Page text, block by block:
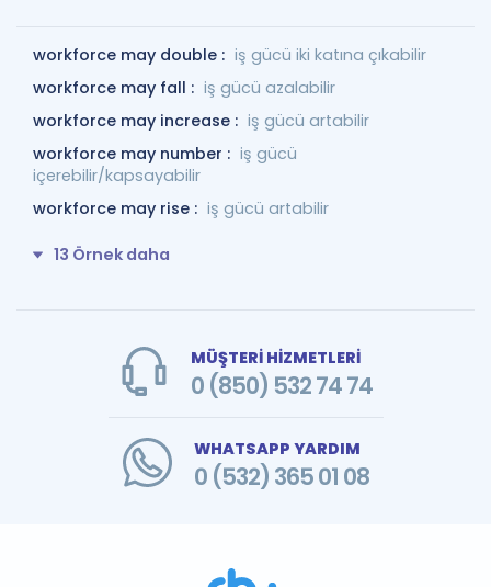
workforce may double : iş gücü iki katına çıkabilir
workforce may fall : iş gücü azalabilir
workforce may increase : iş gücü artabilir
workforce may number : iş gücü
içerebilir/kapsayabilir
workforce may rise : iş gücü artabilir
13 Örnek daha
MÜŞTERİ HİZMETLERİ
0 (850) 532 74 74
WHATSAPP YARDIM
0 (532) 365 01 08